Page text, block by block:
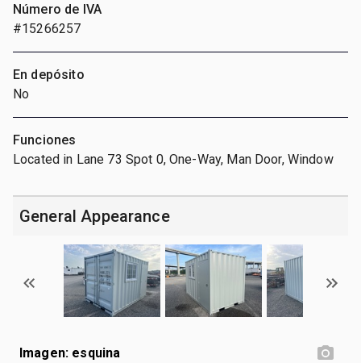
Número de IVA
#15266257
En depósito
No
Funciones
Located in Lane 73 Spot 0, One-Way, Man Door, Window
General Appearance
Imagen: esquina